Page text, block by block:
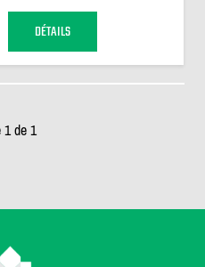
DÉTAILS
1 de 1